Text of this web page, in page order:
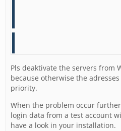
Pls deaktivate the servers from
because otherwise the
priority.
When the problem occur
login data from a test account
have a look in your installation.